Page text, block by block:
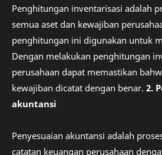
Penghitungan inventarisasi adalah
semua aset dan kewajiban
penghitungan ini digunakan untuk
Dengan melakukan penghitungan
perusahaan dapat memastikan
kewajiban dicatat dengan benar. 2.
akuntansi
Penyesuaian akuntansi adalah
catatan keuangan perusahaan